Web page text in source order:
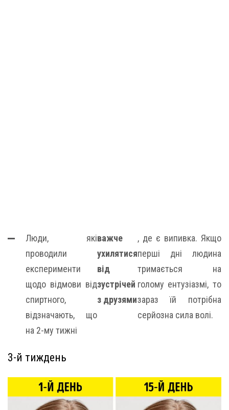
Люди, які
проводили
експерименти
щодо відмови від
спиртного,
відзначають, що
на 2-му тижні
важче
ухилятися
від
зустрічей
з друзями
, де є випивка. Якщо
перші дні людина
тримається на
голому ентузіазмі, то
зараз їй потрібна
серйозна сила волі.
3-й тиждень